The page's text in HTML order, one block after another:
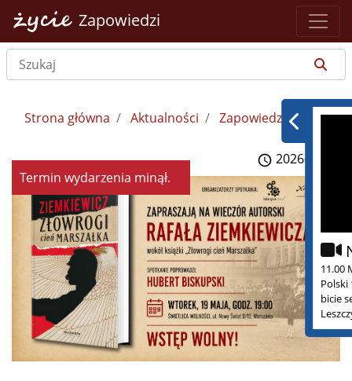
Zapowiedzi
11.00
Polski
bicie
Strona główna Aktualności Zapowiedzi
2026-05-18
Termin wydarzenia minął.